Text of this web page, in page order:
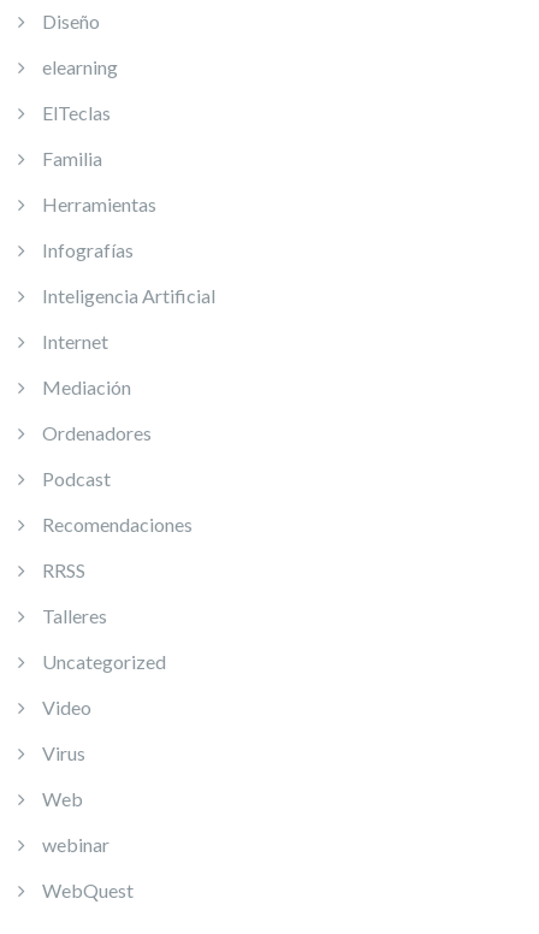
Diseño
elearning
ElTeclas
Familia
Herramientas
Infografías
Inteligencia Artificial
Internet
Mediación
Ordenadores
Podcast
Recomendaciones
RRSS
Talleres
Uncategorized
Video
Virus
Web
webinar
WebQuest